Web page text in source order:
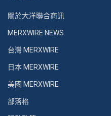
關於大洋聯合商訊
MERXWIRE NEWS
台灣 MERXWIRE
日本 MERXWIRE
美國 MERXWIRE
部落格